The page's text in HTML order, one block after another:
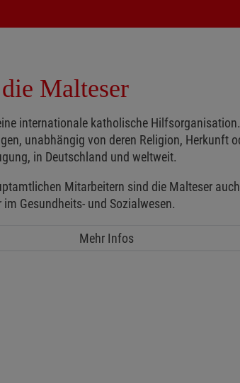
Malteser
internationale katholische
unabhängig von deren Religion, Herkunft
in Deutschland und weltweit.
Mitarbeitern sind die Malteser
im Gesundheits- und Sozialwesen.
Mehr Infos